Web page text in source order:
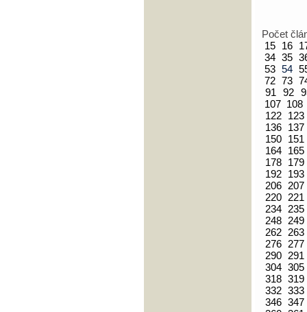
Počet
15 16
34 35
53 54
72 73
91
92
107 108
122
123
136
137
150
151
164
165
178
179
192
193
206 207
220
221
234
235
248
249
262
263
276
277
290
291
304 305
318 319
332 333
346 347